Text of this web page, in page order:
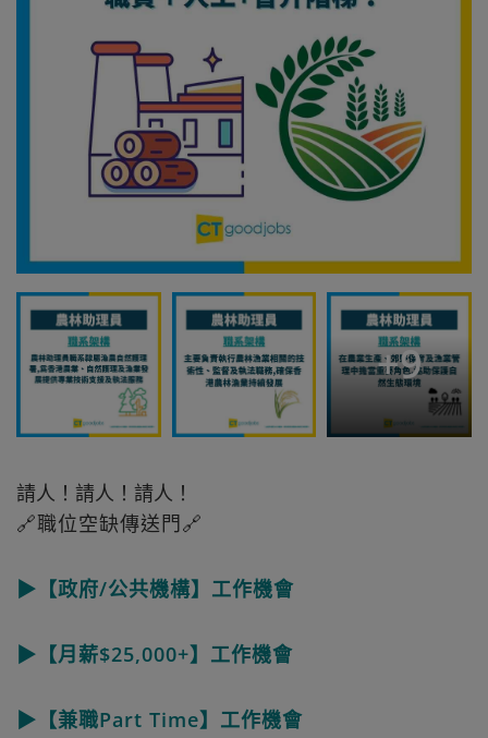
+9
請人！請人！請人！
🔗職位空缺傳送門🔗
▶【政府/公共機構】工作機會
▶【月薪$25,000+】工作機會
▶【兼職Part Time】工作機會